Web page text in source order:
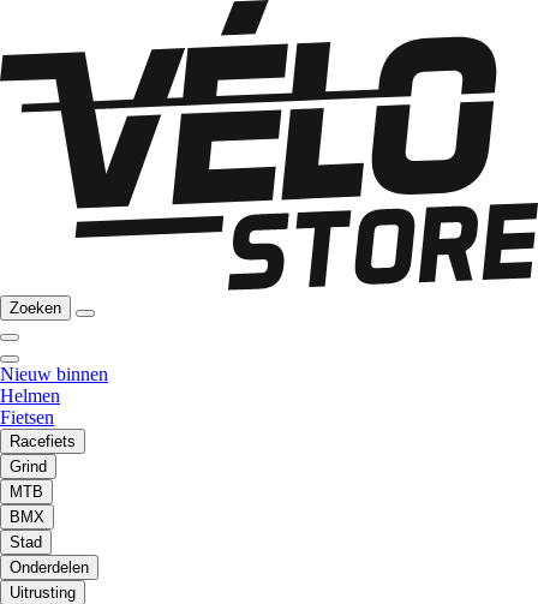
Zoeken
Nieuw binnen
Helmen
Fietsen
Racefiets
Grind
MTB
BMX
Stad
Onderdelen
Uitrusting